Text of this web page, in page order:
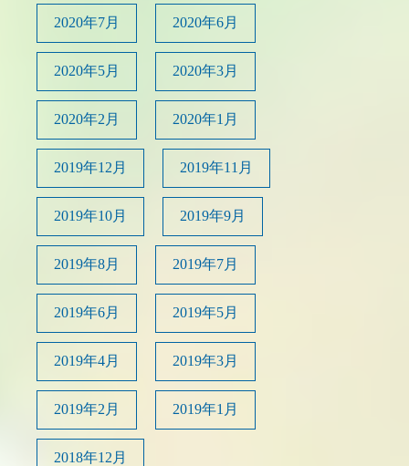
2020年7月 2020年6月
2020年5月 2020年3月
2020年2月 2020年1月
2019年12月 2019年11月
2019年10月 2019年9月
2019年8月 2019年7月
2019年6月 2019年5月
2019年4月 2019年3月
2019年2月 2019年1月
2018年12月